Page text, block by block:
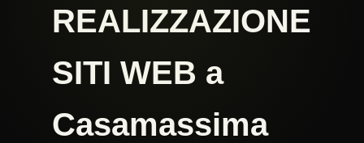
REALIZZAZIONE
SITI WEB a
Casamassima